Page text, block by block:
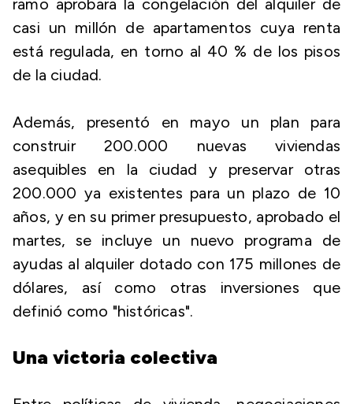
ramo aprobara la congelación del alquiler de
casi un millón de apartamentos cuya renta
está regulada, en torno al 40 % de los pisos
de la ciudad.
Además, presentó en mayo un plan para
construir 200.000 nuevas viviendas
asequibles en la ciudad y preservar otras
200.000 ya existentes para un plazo de 10
años, y en su primer presupuesto, aprobado el
martes, se incluye un nuevo programa de
ayudas al alquiler dotado con 175 millones de
dólares, así como otras inversiones que
definió como "históricas".
Una victoria colectiva